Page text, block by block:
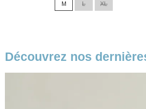
M L XL
Découvrez nos